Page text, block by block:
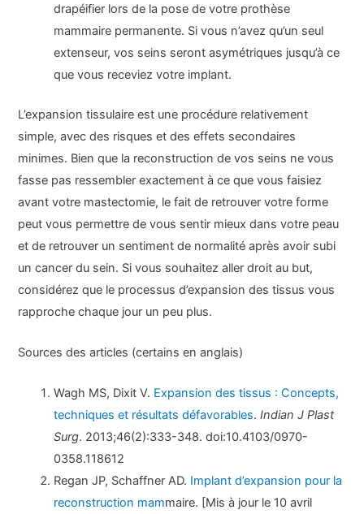
drapéifier lors de la pose de votre prothèse
mammaire permanente. Si vous n’avez qu’un seul
extenseur, vos seins seront asymétriques jusqu’à ce
que vous receviez votre implant.
L’expansion tissulaire est une procédure relativement
simple, avec des risques et des effets secondaires
minimes. Bien que la reconstruction de vos seins ne vous
fasse pas ressembler exactement à ce que vous faisiez
avant votre mastectomie, le fait de retrouver votre forme
peut vous permettre de vous sentir mieux dans votre peau
et de retrouver un sentiment de normalité après avoir subi
un cancer du sein. Si vous souhaitez aller droit au but,
considérez que le processus d’expansion des tissus vous
rapproche chaque jour un peu plus.
Sources des articles (certains en anglais)
Wagh MS, Dixit V. Expansion des tissus : Concepts,
techniques et résultats défavorables.Indian J Plast
Surg. 2013;46(2):333-348. doi:10.4103/0970-
0358.118612
Regan JP, Schaffner AD. Implant d’expansion pour la
reconstruction mammaire. [Mis à jour le 10 avril